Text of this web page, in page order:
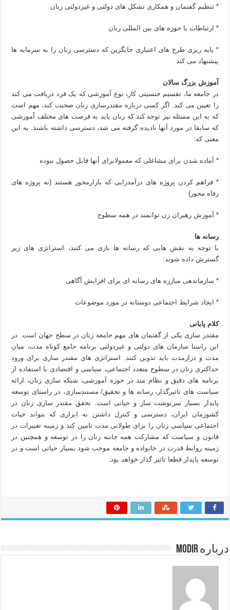
* تنظیم گفتمان و همکاری تشکل های دولتی و غیردولتی زنان
* ارتباطات با حوزه های بین المللی زنان
* پایه ریزی طرح های اعتباری جایگزین که دسترسی زنان را به سرمایه ها
پیشنهاد می کند
آموزش بزرگ سالان
در جامعه ما، تقسیم جنسیتی کار، نوع آموزشی که یک فرد دریافت می کند
را تعیین می کند. اگر کسی درباره مقتدرسازی زنان صحبت کند، مهم است
که به این مسئله نیز توجه کند که زنان باید به فرصت های مختلف آموزشی
که سابقا در مورد آنها نادیده گرفته می شد، دسترسی داشته باشند. به این
معنی که:
* آماده شدن برای مشاغلی که معمولابرای آنها قابل حصول نبوده
* فراهم کردن پروژه های درآمدزایی که بازارمحور هستند (نه پروژه های
رفاه محور)
* آموزش رهبران زن توانمند در همه سطوح
رسانه ها
با توجه به نقش هایی که رسانه ها بازی می کنند، استراتژی های زیر
گسترش داده شوند:
* سازماندهی مبارزه های رسانه ای برای افزایش آگاهی
* ایجاد شرایط اجتماعی دوستانه در مورد موضوعات
کلام پایانی
مقتدر سازی یکی از گفتمان های مهم جامعه زنان در سطح جهان است. در
این راستا سازمان های دولتی و غیردولتی برنامه جامع کوتاه مدت، میان
مدت و درازمدت باید تدوین کنند. استراتژی های مقتدر سازی برای ورود
حداکثری زنان در سطوح متعدد اجتماعی، سیاسی و اقتصادی با استفاده از
برنامه های دقیق و نظام مند در حوزه آموزشی، شبکه سازی زنان، ارائه
سیاست های تاثیرگذار، رسانه ها و تحقیق/ مستندسازی، در راستای توسعه
پایدار بسیار سرنوشت ساز و حیاتی است. تحقق مقتدر سازی زنان در
کشورمان ایران، دسترسی و کنترل داشتن به ابزاری که بتواند حیات
اجتماعی سیاسی زنان را برای طولانی مدت تامین کند و زمینه تغییرات در
قانون و سیاست که مشارکت همه جانبه زنان را در توسعه و همچنین در
زمینه روابط قدرت در خانواده و جامعه موجب شود بسیار حیاتی است و در
توسعه پایدار قطعا تاثیر گذار خواهد بود.
درباره modir